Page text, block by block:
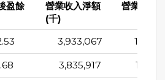
盈餘
營業收入淨額
(千)
營業成本(
3,933,067
3,835,917